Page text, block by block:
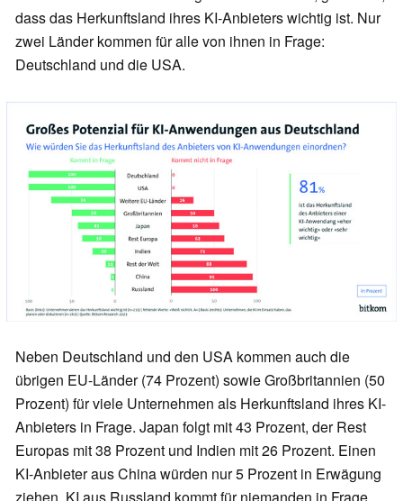
dass das Herkunftsland ihres KI-Anbieters wichtig ist. Nur
zwei Länder kommen für alle von ihnen in Frage:
Deutschland und die USA.
Neben Deutschland und den USA kommen auch die
übrigen EU-Länder (74 Prozent) sowie Großbritannien (50
Prozent) für viele Unternehmen als Herkunftsland ihres KI-
Anbieters in Frage. Japan folgt mit 43 Prozent, der Rest
Europas mit 38 Prozent und Indien mit 26 Prozent. Einen
KI-Anbieter aus China würden nur 5 Prozent in Erwägung
ziehen, KI aus Russland kommt für niemanden in Frage.